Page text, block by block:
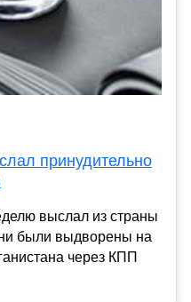
принудительно
выслал из страны
были выдворены на
через КПП